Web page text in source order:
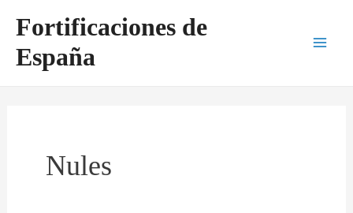
contenido
Fortificaciones de
España
Nules